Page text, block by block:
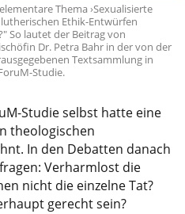
Thema ›Sexualisierte
lutherischen Ethik-Entwürfen
So lautet der Beitrag von
Dr. Petra Bahr in der von der
Textsammlung in
Studie.
Studie selbst hatte eine
theologischen
In den Debatten danach
Verharmlost die
nicht die einzelne Tat?
gerecht sein?